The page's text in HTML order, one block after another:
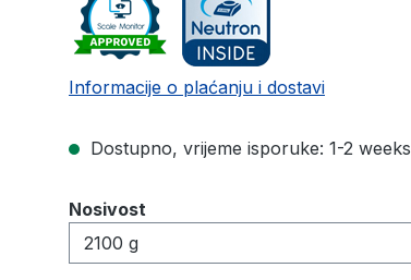
Informacije o plaćanju i dostavi
Dostupno, vrijeme isporuke: 1-2 weeks
Odaberi
Nosivost